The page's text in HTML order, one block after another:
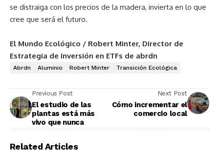
se distraiga con los precios de la madera, invierta en lo que
cree que será el futuro.
El Mundo Ecológico / Robert Minter, Director de
Estrategia de Inversión en ETFs de abrdn
Abrdn Aluminio Robert Minter Transición Ecológica
Previous Post
El estudio de las
plantas está más
vivo que nunca
Next Post
Cómo incrementar el
comercio local
Related Articles